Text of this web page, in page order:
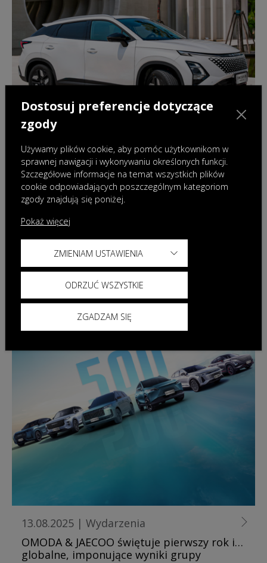
21.08.2025|Wydarzenia
OMODA na fali wznoszącej w segmencie
model hybrydowy już tej jesieni w Polsce
13.08.2025 | Wydarzenia
OMODA & JAECOO świętuje pierwszy rok i…
globalne, imponujące wyniki grupy
Dostosuj preferencje dotyczące
zgody
Używamy plików cookie, aby pomóc użytkownikom w
sprawnej nawigacji i wykonywaniu określonych funkcji.
Szczegółowe informacje na temat wszystkich plików
cookie odpowiadających poszczególnym kategoriom
zgody znajdują się poniżej.
Pokaż więcej
ZMIENIAM USTAWIENIA
ODRZUĆ WSZYSTKIE
ZGADZAM SIĘ